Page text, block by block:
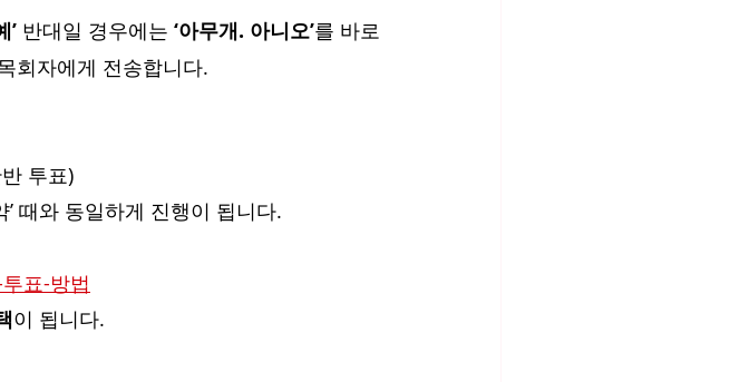
’ 반대일 경우에는 ‘아무개. 아니오’를 바로
회자에게 전송합니다.
투표)
때와 동일하게 진행이 됩니다.
표-방법
이 됩니다.